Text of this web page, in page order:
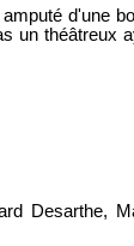
d'une
un théâtreux
Desarthe,